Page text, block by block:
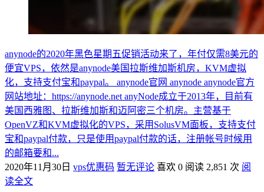
anynode的2020年黑色星期五促销活动来了，年付仅需8美元的
便宜VPS，依然是anynode美国拉斯维加斯机房，KVM虚拟
化，支持支付宝和paypal。 anynode官网 anynode anynode官方
网站地址：https://anynode.net anyNode成立于2013年，目前有
美国西雅图、拉斯维加斯和迈阿密三个机房。主营基于
OpenVZ和KVM虚拟化的VPS，采用SolusVM面板，支持支付
宝和paypal付款，只是使用paypal付款的话，注册帐号时候用
的邮箱要和...
2020年11月30日 vps优惠码 暂无评论 喜欢 0 阅读 2,851 次 阅
读全文